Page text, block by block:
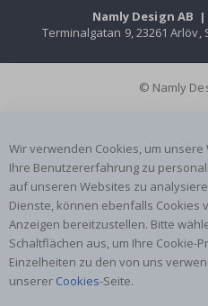
Namly Design AB |
Terminalgatan 9, 23261 Arlöv,
© Namly
Wir verwenden Cookies, um
Ihre Benutzererfahrung zu
auf unseren Websites zu
Dienste, können ebenfalls Cookies
Anzeigen bereitzustellen. Bitte
Schaltflächen aus, um Ihre Cookie-
Einzelheiten zu den von uns
unserer Cookies-Seite.